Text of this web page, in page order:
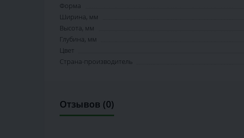
Форма
Ширина, мм
Высота, мм
Глубина, мм
Цвет
Страна-производитель
Отзывов (0)